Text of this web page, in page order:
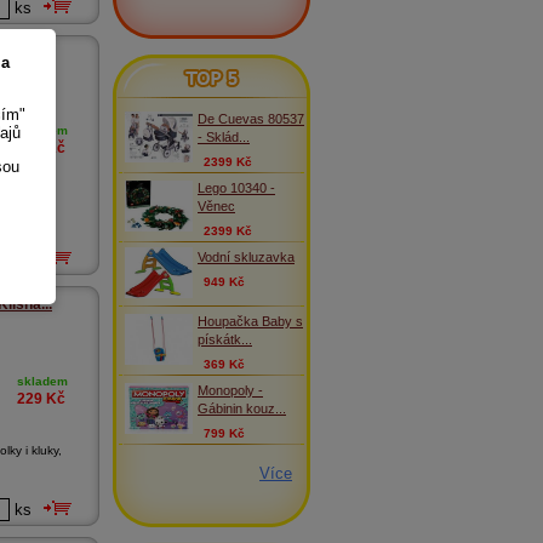
ks
...
skladem
Kč
skladem
229 Kč
i kluky,
ks
TOP 5
De Cuevas 80537
- Sklád...
2399 Kč
Lego 10340 -
Věnec
2399 Kč
Vodní skluzavka
949 Kč
Houpačka Baby s
pískátk...
369 Kč
Monopoly -
Gábinin kouz...
799 Kč
Více